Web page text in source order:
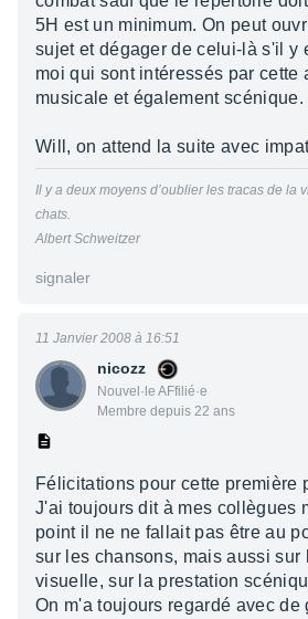
5H est un minimum. On peut
sujet et dégager de celui-là s'il y
moi qui sont intéressés par cette
musicale et également scénique.
Will, on attend la suite avec
Il y a deux moyens d’oublier les tracas de la
chats.
Albert Schweitzer
signaler
nicozz
Nouvel·le AFfilié·e
Membre depuis 22 ans
11 Janvier 2008 à 16:51
Félicitations pour cette première
J'ai toujours dit à mes collègues
point il ne ne fallait pas être au
sur les chansons, mais aussi sur
visuelle, sur la prestation
On m'a toujours regardé avec